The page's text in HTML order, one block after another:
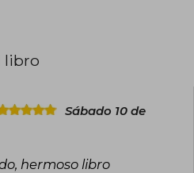
de vivir en mundos de fantasía,
o colorear.
libro
Sábado 10 de
hermoso libro